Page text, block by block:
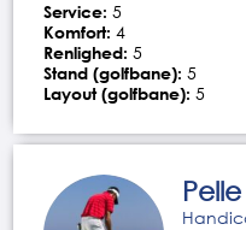
Service: 5
Komfort: 4
Renlighed: 5
Stand (golfbane): 5
Layout (golfbane): 5